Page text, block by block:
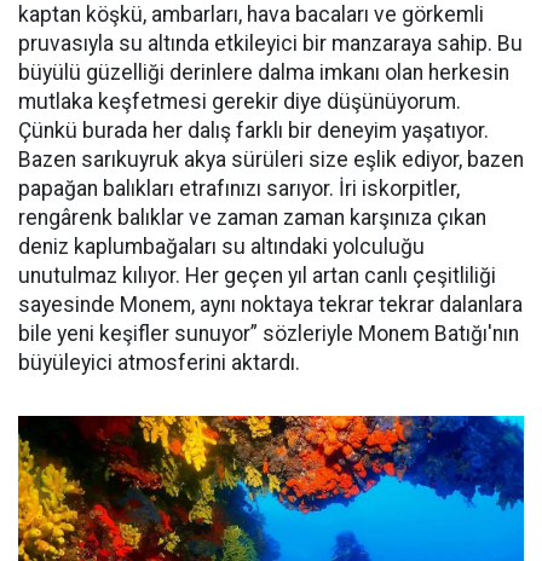
kaptan köşkü, ambarları, hava bacaları ve görkemli
pruvasıyla su altında etkileyici bir manzaraya sahip. Bu
büyülü güzelliği derinlere dalma imkanı olan herkesin
mutlaka keşfetmesi gerekir diye düşünüyorum.
Çünkü burada her dalış farklı bir deneyim yaşatıyor.
Bazen sarıkuyruk akya sürüleri size eşlik ediyor, bazen
papağan balıkları etrafınızı sarıyor. İri iskorpitler,
rengârenk balıklar ve zaman zaman karşınıza çıkan
deniz kaplumbağaları su altındaki yolculuğu
unutulmaz kılıyor. Her geçen yıl artan canlı çeşitliliği
sayesinde Monem, aynı noktaya tekrar tekrar dalanlara
bile yeni keşifler sunuyor” sözleriyle Monem Batığı'nın
büyüleyici atmosferini aktardı.